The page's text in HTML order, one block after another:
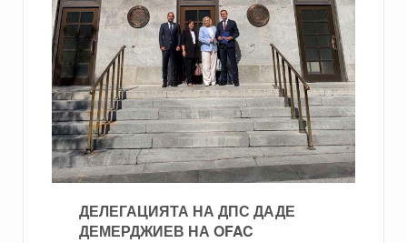
ДЕЛЕГАЦИЯТА НА ДПС ДАДЕ
ДЕМЕРДЖИЕВ НА OFAC